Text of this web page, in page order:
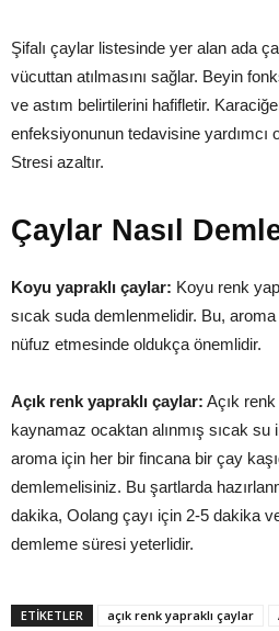
Şifalı çaylar listesinde yer alan ada
vücuttan atılmasını sağlar. Beyin
ve astım belirtilerini hafifletir.
enfeksiyonunun tedavisine yardımcı
Stresi azaltır.
Çaylar Nasıl
Koyu yapraklı çaylar: Koyu renk
sıcak suda demlenmelidir. Bu,
nüfuz etmesinde oldukça önemlidir.
Açık renk yapraklı çaylar: Açık
kaynamaz ocaktan alınmış sıcak
aroma için her bir fincana bir çay
demlemelisiniz. Bu şartlarda
dakika, Oolang çayı için 2-5 dakika
demleme süresi yeterlidir.
ETIKETLER açık renk yapraklı çaylar